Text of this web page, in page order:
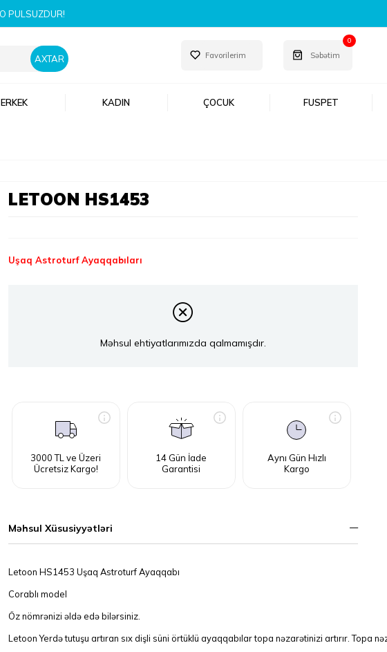
Favorilerim Səbətim
0
ERKEK KADIN ÇOCUK FUSPET
LETOON HS1453
Uşaq Astroturf Ayaqqabıları
Məhsul ehtiyatlarımızda qalmamışdır.
3000 TL ve Üzeri
Ücretsiz Kargo!
14 Gün İade
Garantisi
Aynı Gün Hızlı
Kargo
Məhsul Xüsusiyyətləri
Letoon HS1453 Uşaq Astroturf Ayaqqabı
Corablı model
Öz nömrənizi əldə edə bilərsiniz.
Letoon Yerdə tutuşu artıran sıx dişli süni örtüklü ayaqqabılar topa nəzarətinizi artırır. Topa